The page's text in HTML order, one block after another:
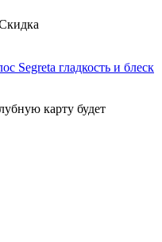
Segreta гладкость и блеск
карту будет